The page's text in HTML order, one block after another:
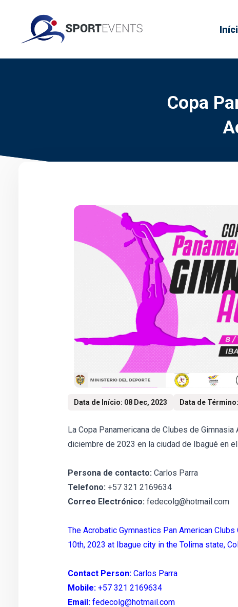
Copa
Data de Início: 08 Dec, 2023 Data de
La Copa Panamericana de Clubes de
diciembre de 2023 en la ciudad de Ibagué en
Persona de contacto: Carlos Parra
Telefono: +57 321 2169634
Correo Electrónico: fedecolg@hotmail.com
The Acrobatic Gymnastics Pan American
10th, 2023 at Ibague city in the Tolima state,
Contact Person: Carlos Parra
Mobile: +57 321 2169634
Email: fedecolg@hotmail.com